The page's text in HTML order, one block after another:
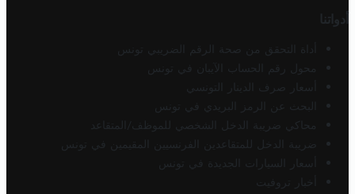
أدواتنا
أداة التحقق من صحة الرقم الضريبي تونس
محول رقم الحساب الآيبان في تونس
أسعار صرف الدينار التونسي
البحث عن الرمز البريدي في تونس
محاكي ضريبة الدخل الشخصي للموظف/المتقاعد
ضريبة الدخل للمتقاعدين الفرنسيين المقيمين في تونس
أسعار السيارات الجديدة في تونس
أخبار تروفيت